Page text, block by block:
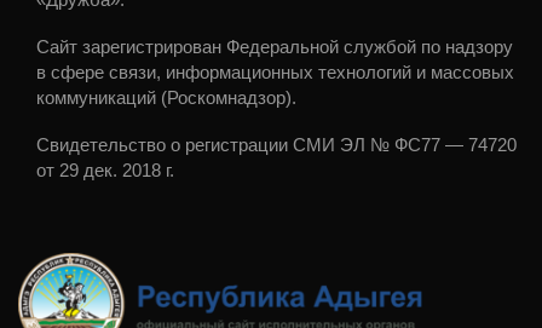
Сайт зарегистрирован Федеральной службой по надзору
в сфере связи, информационных технологий и массовых
коммуникаций (Роскомнадзор).
Свидетельство о регистрации СМИ ЭЛ № ФС77 — 74720
от 29 дек. 2018 г.